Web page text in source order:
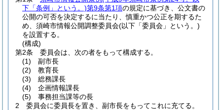
下「条例」という。)第9条第1項の規定に基づき、公文書の
公開の可否を決定するに当たり、慎重かつ公正を期するた
め、須崎市情報公開調整委員会(以下「委員会」という。)
を設置する。
(構成)
第2条
委員会は、次の者をもって構成する。
(1)
副市長
(2)
教育長
(3)
総務課長
(4)
企画情報課長
(5)
事務担当課等の長
2
委員会に委員長を置き、副市長をもってこれに充てる。